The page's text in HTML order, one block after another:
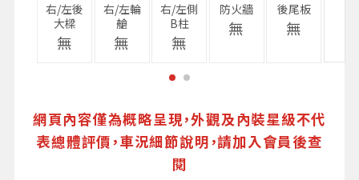
右/左後
大樑
無
右/左輪
艙
無
右/左側
B柱
無
防火牆
無
後尾板
無
網頁內容僅為概略呈現，外觀及內裝星級不代
表總體評價，車況細節說明，請加入會員後查
閱